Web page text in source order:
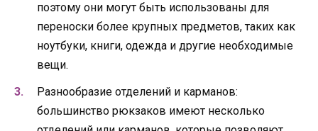
поэтому они могут быть использованы для
переноски более крупных предметов, таких как
ноутбуки, книги, одежда и другие необходимые
вещи.
Разнообразие отделений и карманов:
большинство рюкзаков имеют несколько